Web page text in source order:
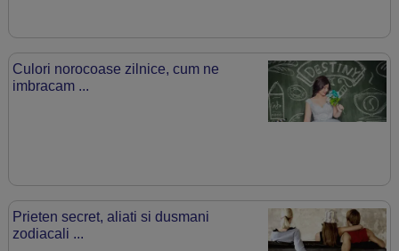
Culori norocoase zilnice, cum ne
imbracam ...
Prieten secret, aliati si dusmani
zodiacali ...